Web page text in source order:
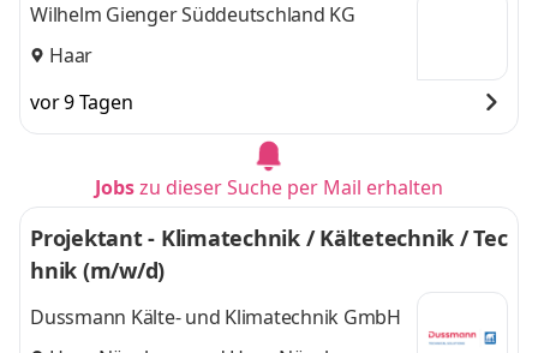
Wilhelm Gienger Süddeutschland KG
Haar
vor 9 Tagen
Jobszu dieser Suche per Mail erhalten
Projektant - Klimatechnik / Kältetechnik / Tec
hnik (m/w/d)
Dussmann Kälte- und Klimatechnik GmbH